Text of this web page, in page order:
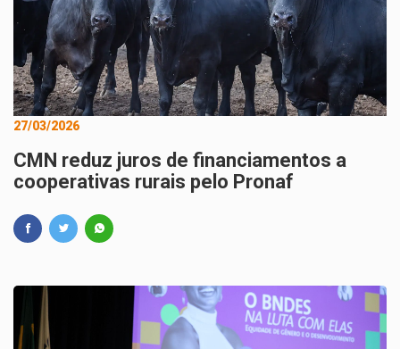
27/03/2026
CMN reduz juros de financiamentos a
cooperativas rurais pelo Pronaf